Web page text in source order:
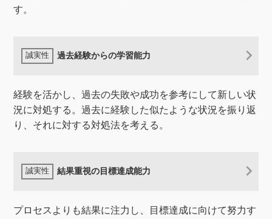
す。
過去経験からの学習能力
経験を活かし、過去の失敗や成功を参考にして新しい状
況に対処する。過去に経験した似たような状況を振り返
り、それに対する対処法を考える。
結果重視の目標達成能力
プロセスよりも結果に注力し、目標達成に向けて努力す